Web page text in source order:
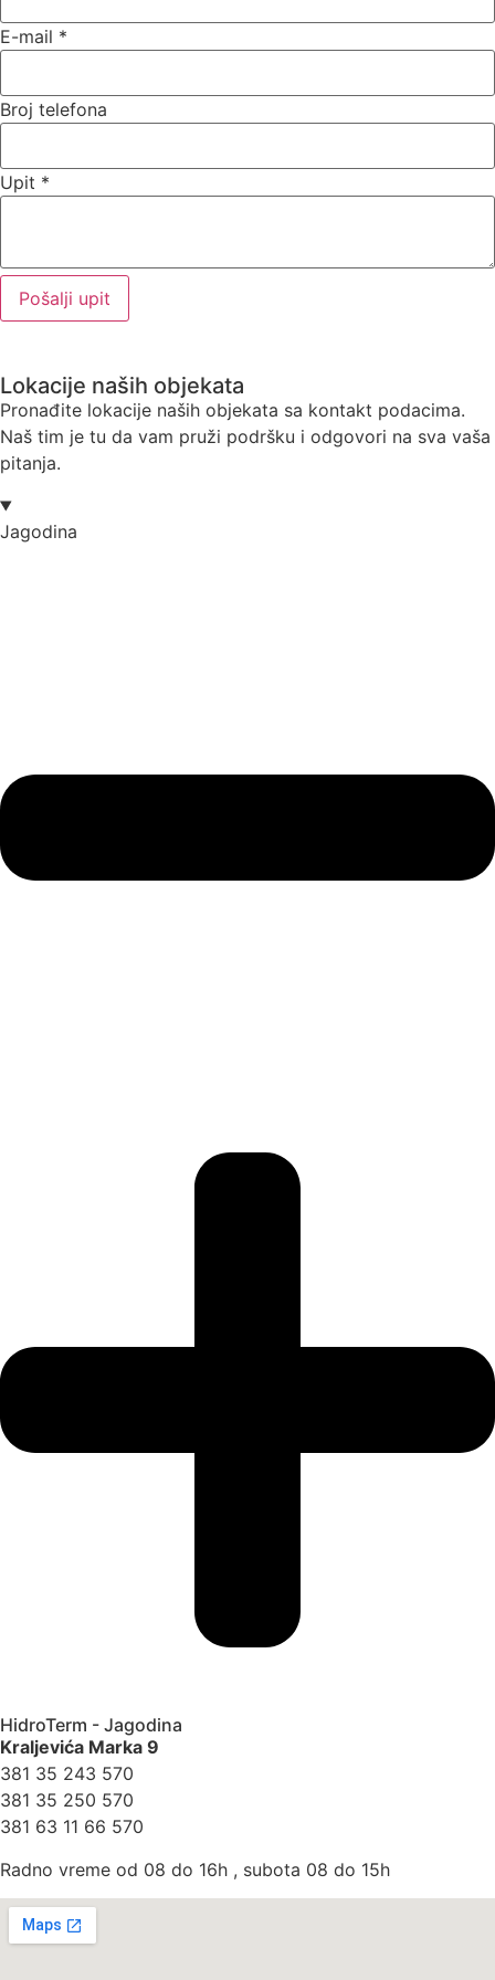
E-mail *
Broj telefona
Upit *
Pošalji upit
Lokacije naših objekata
Pronađite lokacije naših objekata sa kontakt podacima.
Naš tim je tu da vam pruži podršku i odgovori na sva vaša
pitanja.
Jagodina
HidroTerm - Jagodina
Kraljevića Marka 9
381 35 243 570
381 35 250 570
381 63 11 66 570
Radno vreme od 08 do 16h , subota 08 do 15h